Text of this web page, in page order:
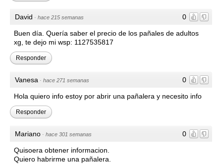
0
David · hace 215 semanas
Buen día. Quería saber el precio de los pañales de adultos
xg, te dejo mi wsp: 1127535817
Responder
0
Vanesa · hace 271 semanas
Hola quiero info estoy por abrir una pañalera y necesito info
Responder
0
Mariano · hace 301 semanas
Quisoera obtener informacion.
Quiero habrirme una pañalera.